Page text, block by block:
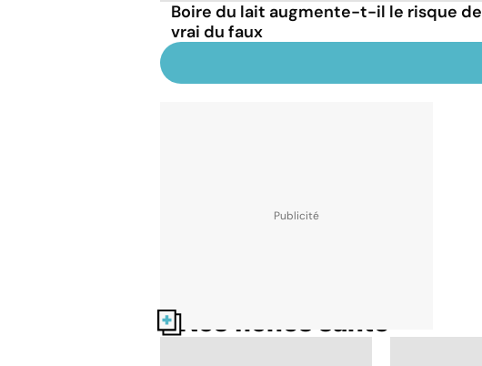
Boire du lait augmente-t-il le risque
vrai du faux
Nos fiches santé